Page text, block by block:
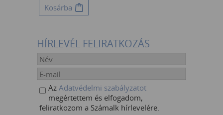
Kosárba
HÍRLEVÉL FELIRATKOZÁS
Az Adatvédelmi szabályzatot
megértettem és elfogadom,
feliratkozom a Számalk hírlevelére.